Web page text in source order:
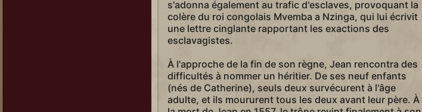
s'adonna également au trafic d'esclaves, provoquant la
colère du roi congolais Mvemba a Nzinga, qui lui écrivit
une lettre cinglante rapportant les exactions des
esclavagistes.
À l'approche de la fin de son règne, Jean rencontra des
difficultés à nommer un héritier. De ses neuf enfants
(nés de Catherine), seuls deux survécurent à l'âge
adulte, et ils moururent tous les deux avant leur père. À